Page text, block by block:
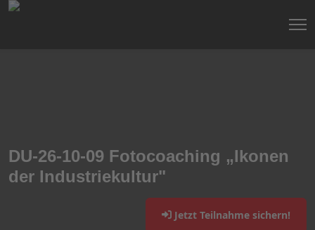
DU-26-10-09 Fotocoaching „Ikonen
der Industriekultur"
Jetzt Teilnahme sichern!